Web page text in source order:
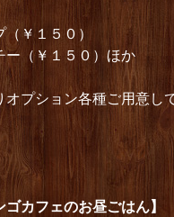
￥１５０）
ー（￥１５０）ほか
オプション各種ご用意し
ゴカフェのお昼ごはん】